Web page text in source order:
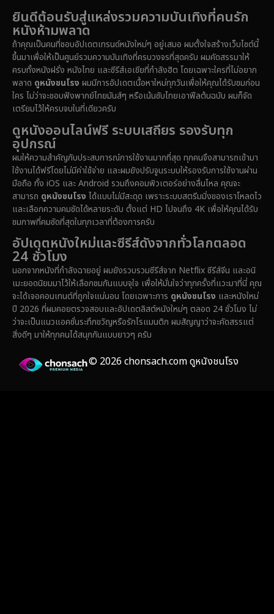
Detective สืบสวน
Disaster
Disney+ (5)
Documentary สารคดี (90)
Dystopian
Emotional (61)
Epic มหากาพย์ (216)
Family ครอบครัว
Fantasy จินตนาการ (316)
Fiction (14)
Gothic
1985
1983
1982
1981
1971
1962 1953
ยินดีต้อนรับสู่แหล่งรวมความบันเทิงที่คนรัก
หนังห้ามพลาด
ถ้าคุณเป็นคนที่ชอบอัปเดตเทรนด์หนังใหม่ๆ อยู่เสมอ ผมตั้งใจสร้างเว็บไซต์นี้
ขึ้นมาเพื่อให้เป็นศูนย์รวมความบันเทิงที่ครบวงจรที่สุดครับ ผมคัดสรรมาให้
ครบทั้งหนังฝรั่ง หนังไทย และซีรีส์เอเชียที่กำลังฮิต โดยเฉพาะใครที่ไม่อยาก
พลาด ดูหนังชนโรง ผมมีการอัปเดตเนื้อหาใหม่ทุกวันเพื่อให้คุณได้รับชมก่อน
ใคร ไม่ว่าจะชอบฟังพากย์ไทยมันส์ๆ หรือเน้นซับไทยเอาฟีลต้นฉบับ ผมก็จัด
เตรียมไว้ให้ครบจบในที่เดียวครับ
ดูหนังออนไลน์ฟรี ระบบเสถียร รองรับทุก
อุปกรณ์
ผมให้ความสำคัญกับประสบการณ์การใช้งานมากที่สุด ทุกคนจึงสามารถเข้ามา
ใช้งานได้ฟรีโดยไม่มีค่าใช้จ่าย และผมยังปรับจูนระบบให้รองรับการใช้งานผ่าน
มือถือ ทั้ง iOS และ Android รวมถึงคอมพิวเตอร์อย่างลื่นไหล คุณจะ
สามารถ ดูหนังชนโรง ได้แบบไม่มีสะดุด เพราะระบบสตรีมมิ่งของเราโหลดไว
และเลือกความคมชัดได้หลายระดับ ตั้งแต่ HD ไปจนถึง 4K เพื่อให้คุณได้รับ
ชมภาพที่คมชัดที่สุดในทุกเวลาที่ต้องการครับ
อัปเดตหนังใหม่และซีรีส์ดังจากทั่วโลกตลอด
24 ชั่วโมง
นอกจากหนังที่กำลังฉายอยู่ ผมยังรวบรวมซีรีส์จาก Netflix ซีรีส์จีน และอนิ
เมะยอดนิยมมาไว้ให้เลือกชมกันแบบจุใจ เพื่อให้มั่นใจว่าทุกครั้งที่แวะมาที่นี่ คุณ
จะได้เจอคอนเทนต์ที่ถูกใจแน่นอน โดยเฉพาะการ ดูหนังชนโรง และหนังใหม่
ปี 2026 ที่ผมคอยตรวจสอบและอัปเดตลิสต์หนังใหม่ๆ ตลอด 24 ชั่วโมง ไม่
ว่าจะเป็นแนวแอคชั่นระทึกขวัญหรือรักโรแมนติก ผมสัญญาว่าจะคัดสรรแต่
สิ่งดีๆ มาให้ทุกคนได้สนุกกันแบบยาวๆ ครับ
© 2026 chonsach.com ดูหนังชนโรง